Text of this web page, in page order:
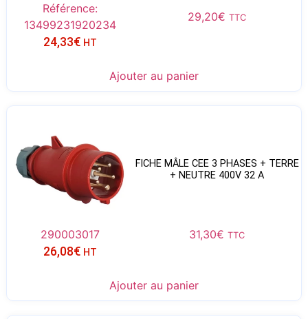
Référence:
13499231920234
29,20€ TTC
24,33€ HT
Ajouter au panier
FICHE MÂLE CEE 3 PHASES + TERRE
+ NEUTRE 400V 32 A
290003017 31,30€ TTC
26,08€ HT
Ajouter au panier